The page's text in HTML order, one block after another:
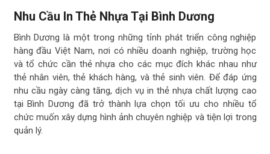
Nhu Cầu In Thẻ Nhựa Tại Bình Dương
Bình Dương là một trong những tỉnh phát triển công nghiệp
hàng đầu Việt Nam, nơi có nhiều doanh nghiệp, trường học
và tổ chức cần thẻ nhựa cho các mục đích khác nhau như
thẻ nhân viên, thẻ khách hàng, và thẻ sinh viên. Để đáp ứng
nhu cầu ngày càng tăng, dịch vụ in thẻ nhựa chất lượng cao
tại Bình Dương đã trở thành lựa chọn tối ưu cho nhiều tổ
chức muốn xây dựng hình ảnh chuyên nghiệp và tiện lợi trong
quản lý.